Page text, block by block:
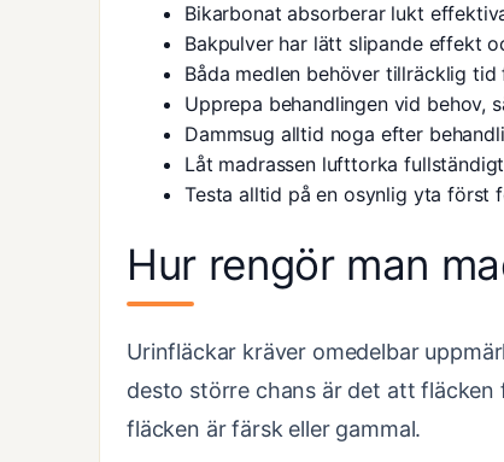
Bikarbonat absorberar lukt
Bakpulver har lätt slipande effekt
Båda medlen behöver tillräcklig
Upprepa behandlingen vid behov,
Dammsug alltid noga efter
Låt madrassen lufttorka
Testa alltid på en osynlig yta först
Hur rengör man
Urinfläckar kräver omedelbar
desto större chans är det att
fläcken är färsk eller gammal.